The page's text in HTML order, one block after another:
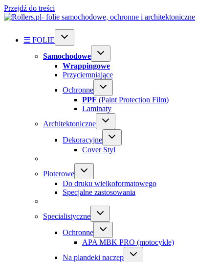
Przejdź do treści
☰ FOLIE
Samochodowe
Wrappingowe
Przyciemniające
Ochronne
PPF (Paint Protection Film)
Laminaty
Architektoniczne
Dekoracyjne
Cover Styl
Ploterowe
Do druku wielkoformatowego
Specjalne zastosowania
Specialistyczne
Ochronne
APA MBK PRO (motocykle)
Na plandeki naczep